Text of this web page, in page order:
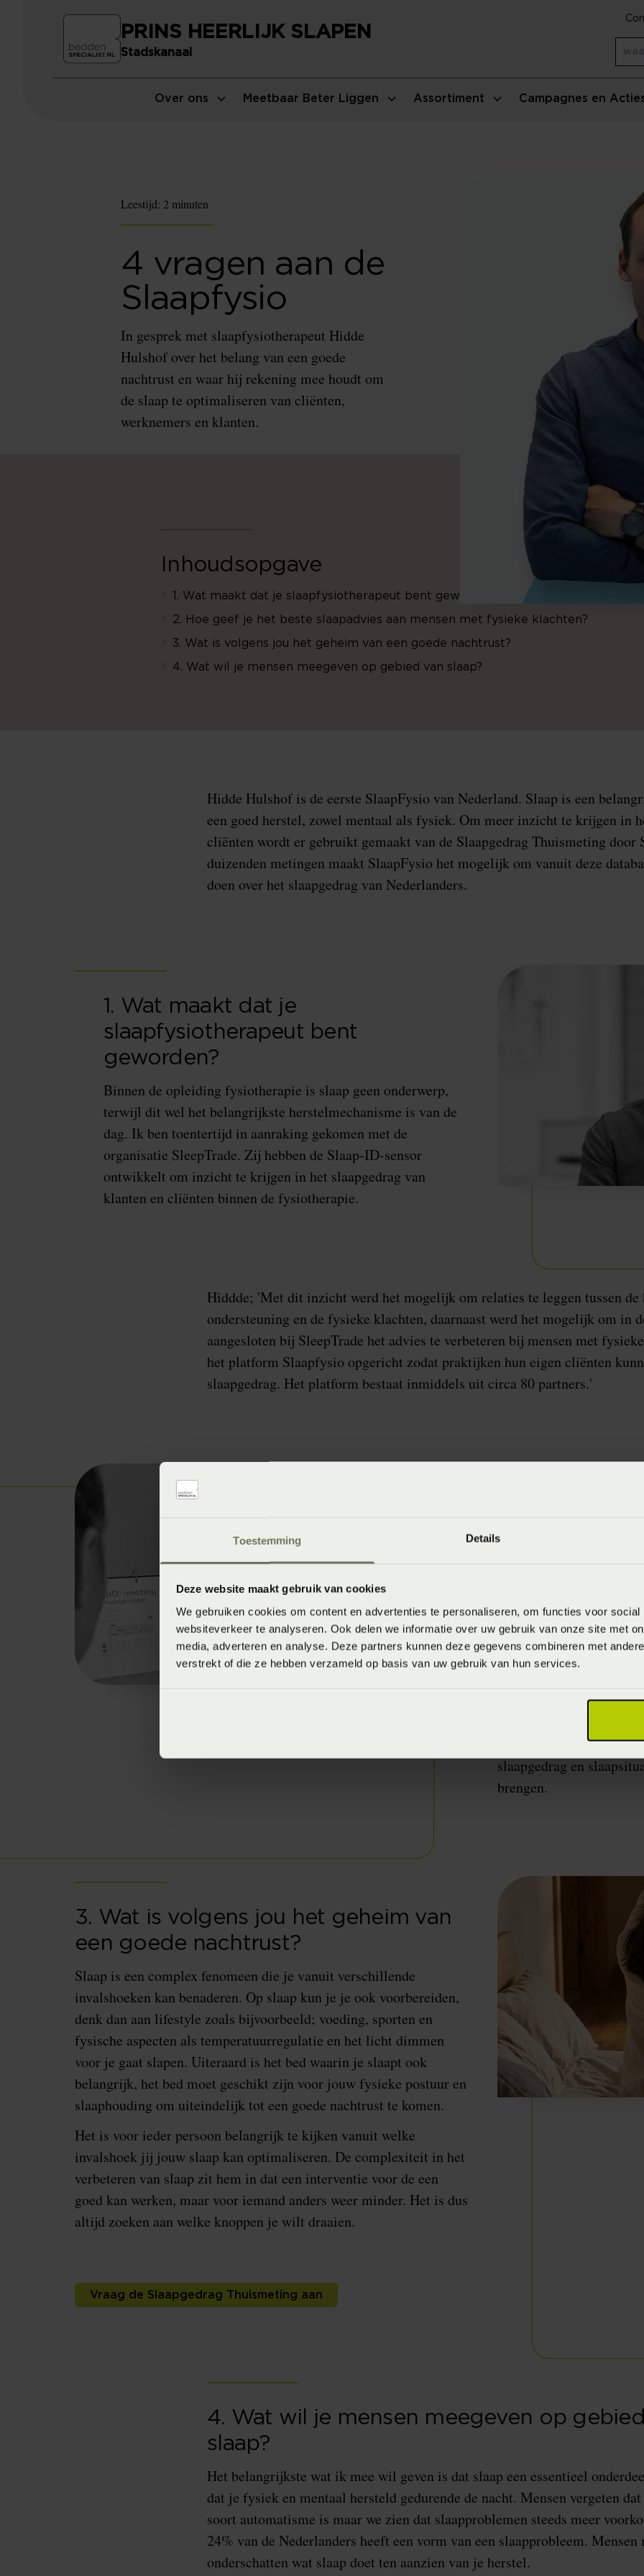
Toestemming Details
Deze website maakt gebruik van cookies
We gebruiken cookies om content en advertenties te personaliseren, om functies voor social
websiteverkeer te analyseren. Ook delen we informatie over uw gebruik van onze site met
media, adverteren en analyse. Deze partners kunnen deze gegevens combineren met
verstrekt of die ze hebben verzameld op basis van uw gebruik van hun services.
Over ons Meetbaar Beter Liggen Assortiment Campagnes en
PRINS HEERLIJK SLAPEN
Stadskanaal
Leestijd: 2 minuten
4 vragen aan de
Slaapfysio
In gesprek met slaapfysiotherapeut Hidde
Hulshof over het belang van een goede
nachtrust en waar hij rekening mee houdt om
de slaap te optimaliseren van cliënten,
werknemers en klanten.
Inhoudsopgave
1. Wat maakt dat je slaapfysiotherapeut bent geworden?
2. Hoe geef je het beste slaapadvies aan mensen met fysieke klachten?
3. Wat is volgens jou het geheim van een goede nachtrust?
4. Wat wil je mensen meegeven op gebied van slaap?
Hidde Hulshof is de eerste SlaapFysio van Nederland. Slaap is een
een goed herstel, zowel mentaal als fysiek. Om meer inzicht te krijgen in
cliënten wordt er gebruikt gemaakt van de Slaapgedrag Thuismeting door
duizenden metingen maakt SlaapFysio het mogelijk om vanuit deze
doen over het slaapgedrag van Nederlanders.
1. Wat maakt dat je
slaapfysiotherapeut bent
geworden?
Binnen de opleiding fysiotherapie is slaap geen onderwerp,
terwijl dit wel het belangrijkste herstelmechanisme is van de
dag. Ik ben toentertijd in aanraking gekomen met de
organisatie SleepTrade. Zij hebben de Slaap-ID-sensor
ontwikkelt om inzicht te krijgen in het slaapgedrag van
klanten en cliënten binnen de fysiotherapie.
Hiddde; 'Met dit inzicht werd het mogelijk om relaties te leggen tussen de
ondersteuning en de fysieke klachten, daarnaast werd het mogelijk om in
aangesloten bij SleepTrade het advies te verbeteren bij mensen met
het platform Slaapfysio opgericht zodat praktijken hun eigen cliënten
slaapgedrag. Het platform bestaat inmiddels uit circa 80 partners.'
2. Hoe geef
aan mensen
Allereerst is het heel
slaapsituatie. Door een
inventarisatie welke
met de SlaapID-sensor,
zien wij de
S ’nachts komt je
houdingen liggen waar
wakker wordt merk je
interessant maar ook
slaapgedrag en
brengen.
3. Wat is volgens jou het geheim van
een goede nachtrust?
Slaap is een complex fenomeen die je vanuit verschillende
invalshoeken kan benaderen. Op slaap kun je je ook voorbereiden,
denk dan aan lifestyle zoals bijvoorbeeld; voeding, sporten en
fysische aspecten als temperatuurregulatie en het licht dimmen
voor je gaat slapen. Uiteraard is het bed waarin je slaapt ook
belangrijk, het bed moet geschikt zijn voor jouw fysieke postuur en
slaaphouding om uiteindelijk tot een goede nachtrust te komen.
Het is voor ieder persoon belangrijk te kijken vanuit welke
invalshoek jij jouw slaap kan optimaliseren. De complexiteit in het
verbeteren van slaap zit hem in dat een interventie voor de een
goed kan werken, maar voor iemand anders weer minder. Het is dus
altijd zoeken aan welke knoppen je wilt draaien.
Vraag de Slaapgedrag Thuismeting aan
4. Wat wil je mensen meegeven op
slaap?
Het belangrijkste wat ik mee wil geven is dat slaap een essentieel
dat je fysiek en mentaal hersteld gedurende de nacht. Mensen vergeten
soort automatisme is maar we zien dat slaapproblemen steeds meer
24% van de Nederlanders heeft een vorm van een slaapprobleem. Mensen
onderschatten wat slaap doet ten aanzien van je herstel.